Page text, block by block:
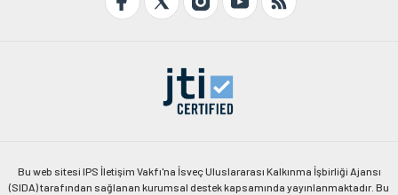
Bu web sitesi IPS İletişim Vakfı'na İsveç Uluslararası Kalkınma İşbirliği Ajansı
(SIDA) tarafından sağlanan kurumsal destek kapsamında yayınlanmaktadır. Bu